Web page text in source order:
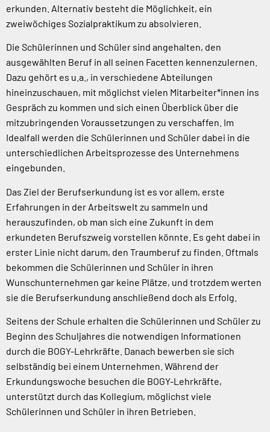
erkunden. Alternativ besteht die Möglichkeit, ein
zweiwöchiges Sozialpraktikum zu absolvieren.
Die Schülerinnen und Schüler sind angehalten, den
ausgewählten Beruf in all seinen Facetten kennenzulernen.
Dazu gehört es u.a., in verschiedene Abteilungen
hineinzuschauen, mit möglichst vielen Mitarbeiter*innen ins
Gespräch zu kommen und sich einen Überblick über die
mitzubringenden Voraussetzungen zu verschaffen. Im
Idealfall werden die Schülerinnen und Schüler dabei in die
unterschiedlichen Arbeitsprozesse des Unternehmens
eingebunden.
Das Ziel der Berufserkundung ist es vor allem, erste
Erfahrungen in der Arbeitswelt zu sammeln und
herauszufinden, ob man sich eine Zukunft in dem
erkundeten Berufszweig vorstellen könnte. Es geht dabei in
erster Linie nicht darum, den Traumberuf zu finden. Oftmals
bekommen die Schülerinnen und Schüler in ihren
Wunschunternehmen gar keine Plätze, und trotzdem werten
sie die Berufserkundung anschließend doch als Erfolg.
Seitens der Schule erhalten die Schülerinnen und Schüler zu
Beginn des Schuljahres die notwendigen Informationen
durch die BOGY-Lehrkräfte. Danach bewerben sie sich
selbständig bei einem Unternehmen. Während der
Erkundungswoche besuchen die BOGY-Lehrkräfte,
unterstützt durch das Kollegium, möglichst viele
Schülerinnen und Schüler in ihren Betrieben.